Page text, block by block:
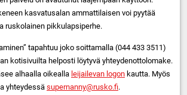
kasvatusalan ammattilaisen voi pyytää
ruskolainen pikkulapsiperhe.
tapahtuu joko soittamalla (044 433 3511)
kotisivuilta helposti löytyvä yhteydenottolomake.
alhaalla oikealla leijailevan logon kautta. Myös
yhteydessä supernanny@rusko.fi.